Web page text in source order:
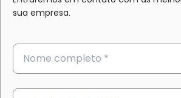
sua empresa.